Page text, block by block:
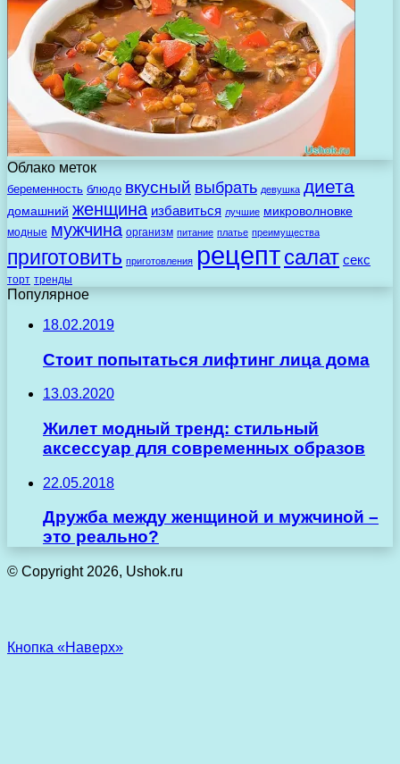
Облако меток
беременность блюдо вкусный выбрать девушка диета
домашний женщина избавиться лучшие микроволновке
модные мужчина организм питание платье преимущества
приготовить приготовления рецептсалат секс
торт тренды
Популярное
18.02.2019
Стоит попытаться лифтинг лица дома
13.03.2020
Жилет модный тренд: стильный
аксессуар для современных образов
22.05.2018
Дружба между женщиной и мужчиной –
это реально?
© Copyright 2026, Ushok.ru
Кнопка «Наверх»